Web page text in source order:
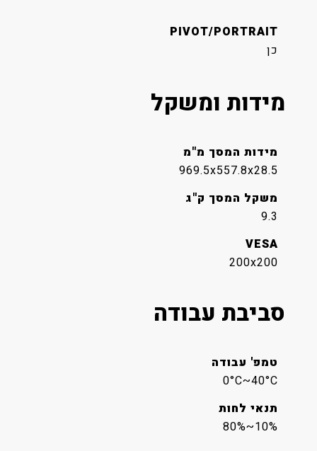
PIVOT/PORTRAIT
כן
מידות ומשקל
מידות המסך מ"מ
969.5x557.8x28.5
משקל המסך ק"ג
9.3
VESA
200x200
סביבת עבודה
טמפ' עבודה
0°C~40°C
תנאי לחות
10%~80%